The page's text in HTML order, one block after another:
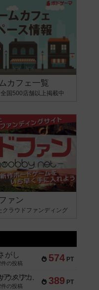
カフェ一覧
国500店舗以上掲載中
ァン
クラウドファンディング
574 PT
がし
件の投稿
389 PT
リワイルド：サウスアメリカ
件の投稿